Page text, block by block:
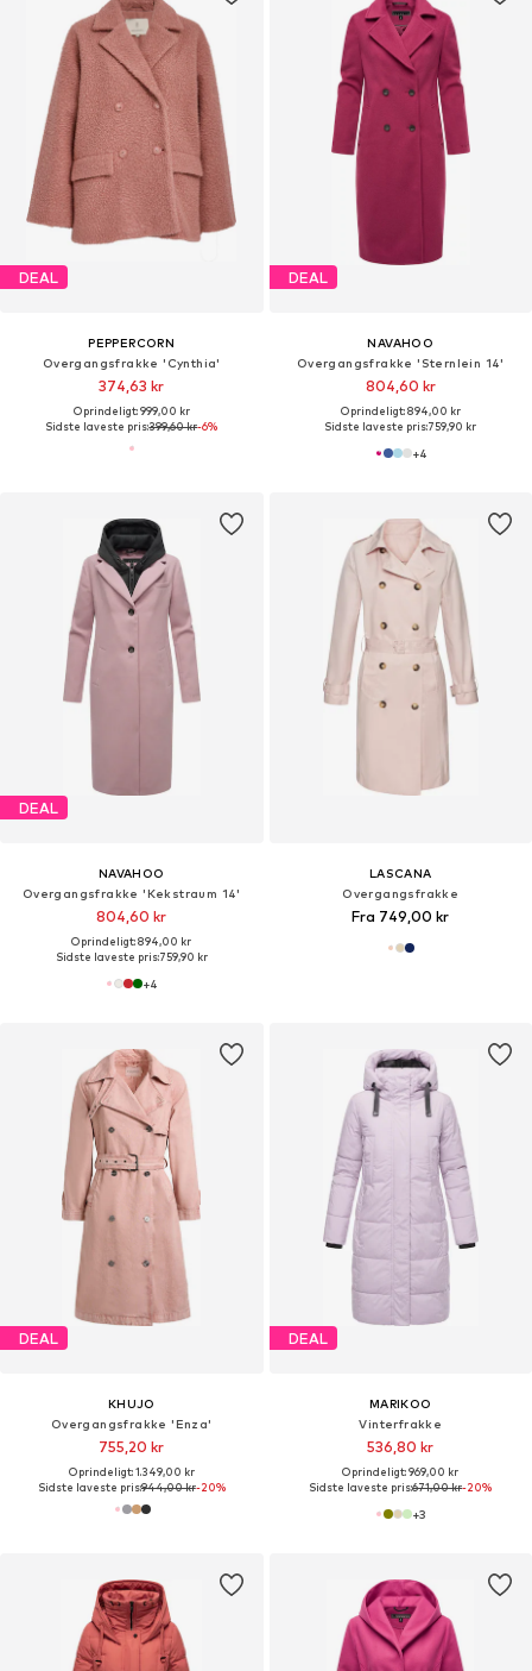
DEAL
PEPPERCORN
Overgangsfrakke 'Cynthia'
374,63 kr
Oprindeligt: 999,00 kr
Sidste laveste pris:399,60 kr-6%
DEAL
NAVAHOO
Overgangsfrakke 'Sternlein 14'
804,60 kr
Oprindeligt: 894,00 kr
Sidste laveste pris:759,90 kr
+4
DEAL
NAVAHOO
Overgangsfrakke 'Kekstraum 14'
804,60 kr
Oprindeligt: 894,00 kr
Sidste laveste pris:759,90 kr
+4
LASCANA
Overgangsfrakke
Fra 749,00 kr
DEAL
KHUJO
Overgangsfrakke 'Enza'
755,20 kr
Oprindeligt: 1.349,00 kr
Sidste laveste pris:944,00 kr-20%
DEAL
MARIKOO
Vinterfrakke
536,80 kr
Oprindeligt: 969,00 kr
Sidste laveste pris:671,00 kr-20%
+3